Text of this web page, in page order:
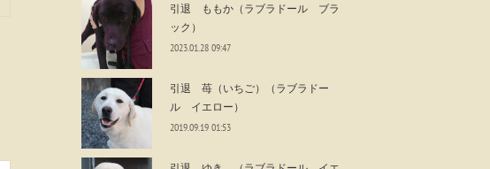
引退 ももか（ラブラドール ブラ
ック）
2023.01.28 09:47
引退 苺（いちご）（ラブラドー
ル イエロー）
2019.09.19 01:53